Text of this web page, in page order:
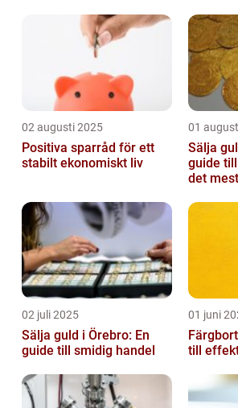
02 augusti 2025
Positiva sparråd för ett
stabilt ekonomiskt liv
01
Sälja
guide
det
02 juli 2025
Sälja guld i Örebro: En
guide till smidig handel
01 juni
till